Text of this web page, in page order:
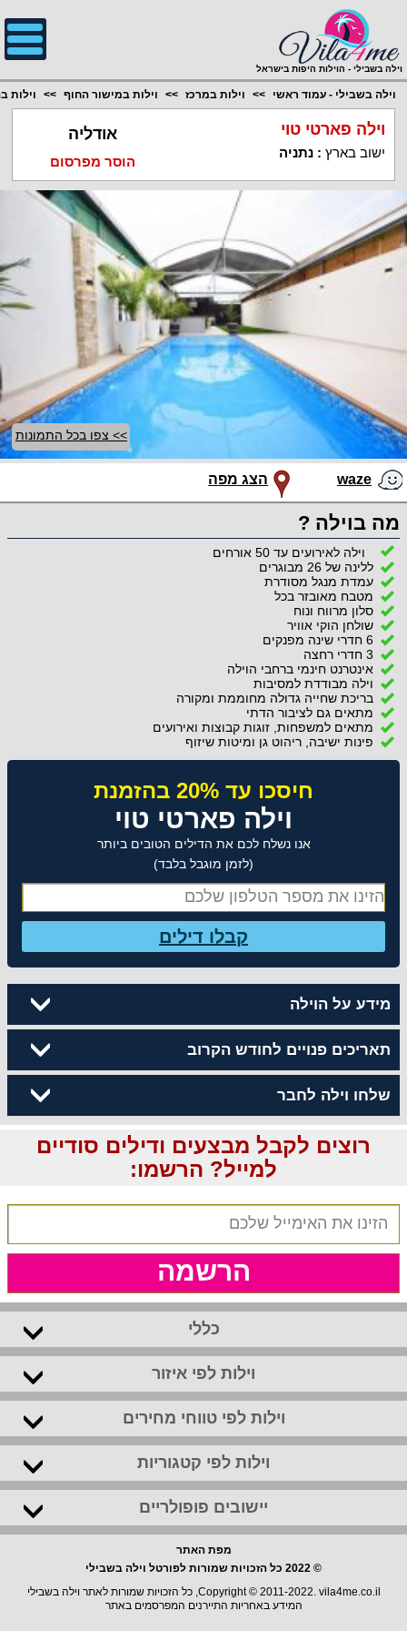
וילה בשבילי - הוילות היפות בישראל
וילה בשבילי - עמוד ראשי וילות במרכז וילות במישור החוף וילות
וילה פארטי טוי
ישוב בארץ :נתניה
אודליה
הוסר מפרסום
>> צפו בכל התמונות
waze הצג מפה
מה בוילה ?
וילה לאירועים עד 50 אורחים
ללינה של 26 מבוגרים
עמדת מנגל מסודרת
מטבח מאובזר בכל
סלון מרווח ונוח
שולחן הוקי אוויר
6 חדרי שינה מפנקים
3 חדרי רחצה
אינטרנט חינמי ברחבי הוילה
וילה מבודדת למסיבות
בריכת שחייה גדולה מחוממת ומקורה
מתאים גם לציבור הדתי
מתאים למשפחות, זוגות קבוצות ואירועים
פינות ישיבה, ריהוט גן ומיטות שיזוף
חיסכו עד 20% בהזמנת
וילה פארטי טוי
אנו נשלח לכם את הדילים הטובים ביותר
(לזמן מוגבל בלבד)
קבלו דילים
מידע על הוילה
תאריכים פנויים לחודש הקרוב
שלחו וילה לחבר
רוצים לקבל מבצעים ודילים סודיים
למייל? הרשמו:
הרשמה
כללי
וילות לפי איזור
וילות לפי טווחי מחירים
וילות לפי קטגוריות
יישובים פופולריים
מפת האתר
© 2022 כל הזכויות שמורות לפורטל וילה בשבילי
Copyright © 2011-2022. vila4me.co.il, כל הזכויות שמורות לאתר וילה בשבילי
המידע באחריות התיירנים המפרסמים באתר